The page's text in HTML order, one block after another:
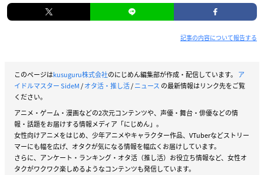
記事の内容について報告する
このページはkusuguru株式会社のにじめん編集部が作成・配信しています。 ア
イドルマスター SideM/オタ活・推し活/ニュース の最新情報はリンク先をご覧
ください。
アニメ・ゲーム・漫画などの2次元コンテンツや、声優・舞台・俳優などの情
報・話題をお届けする情報メディア「にじめん」。
女性向けアニメをはじめ、少年アニメやキャラクター作品、VTuberなどストリー
マーにも幅を広げ、オタクが気になる情報を幅広くお届けしています。
さらに、アンケート・ランキング・オタ活（推し活）お役立ち情報など、女性オ
タクがワクワク楽しめるようなコンテンツも発信しています。